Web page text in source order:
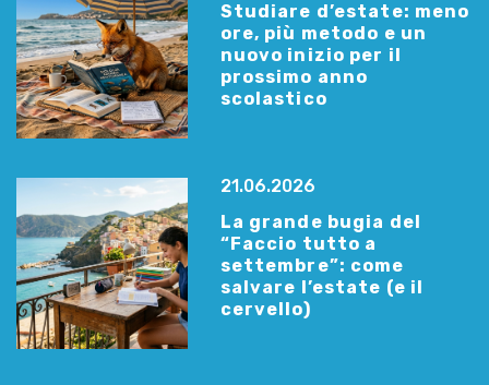
Studiare d’estate: meno
ore, più metodo e un
nuovo inizio per il
prossimo anno
scolastico
21.06.2026
La grande bugia del
“Faccio tutto a
settembre”: come
salvare l’estate (e il
cervello)